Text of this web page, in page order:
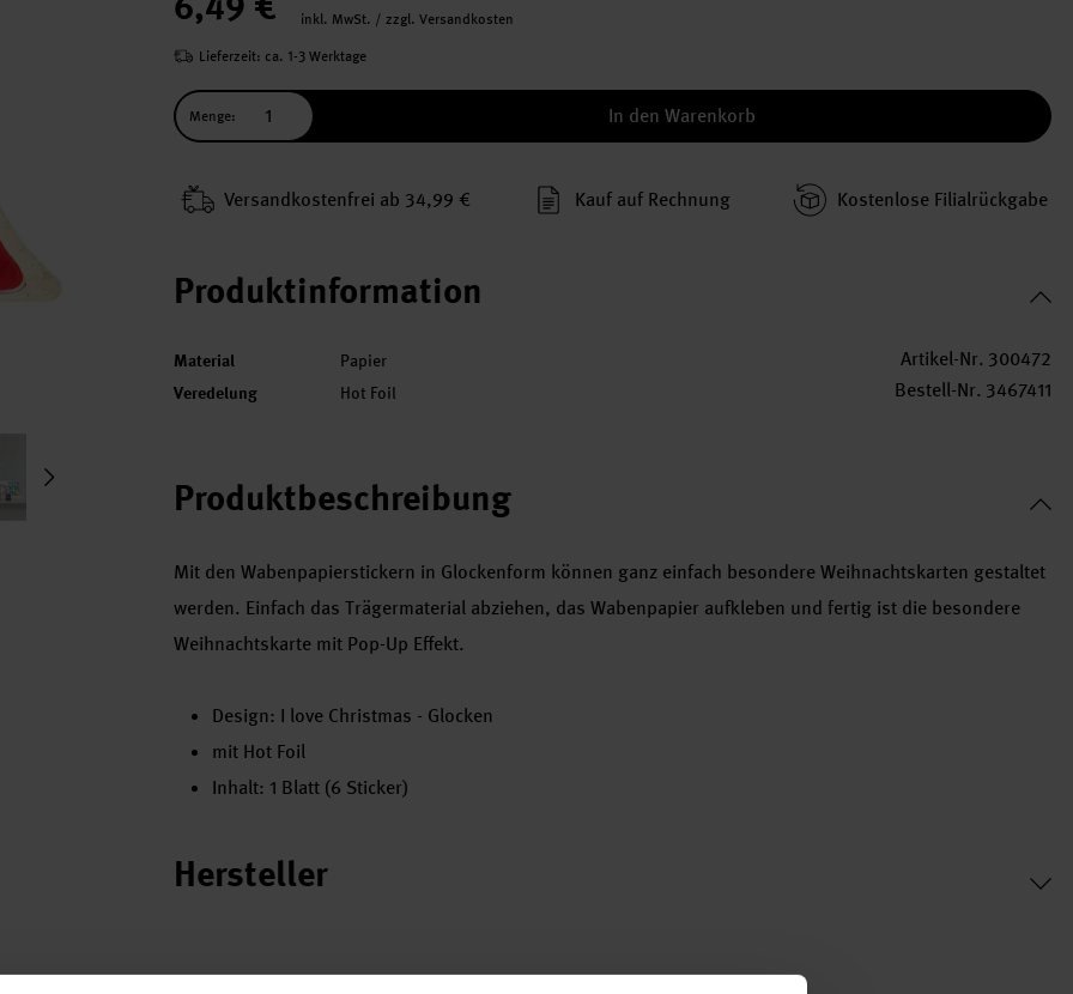
inkl. MwSt. / zzgl. Versandkosten
Lieferzeit: ca. 1-3 Werktage
Menge: In den Warenkorb
Versand­kosten­frei ab 34,99 € Kauf auf Rechnung Kosten­lose Filial­rückgabe
Produktinformation
Material Papier
Veredelung Hot Foil
Artikel-Nr. 300472
Bestell-Nr. 3467411
Produktbeschreibung
Mit den Wabenpapierstickern in Glockenform können ganz einfach besondere Weihnachtskarten gestaltet
werden. Einfach das Trägermaterial abziehen, das Wabenpapier aufkleben und fertig ist die besondere
Weihnachtskarte mit Pop-Up Effekt.
Design: I love Christmas - Glocken
mit Hot Foil
Inhalt: 1 Blatt (6 Sticker)
Hersteller